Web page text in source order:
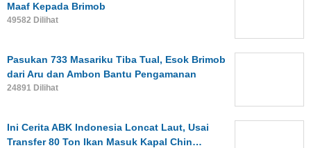
Maaf Kepada Brimob
49582 Dilihat
Pasukan 733 Masariku Tiba Tual, Esok Brimob
dari Aru dan Ambon Bantu Pengamanan
24891 Dilihat
Ini Cerita ABK Indonesia Loncat Laut, Usai
Transfer 80 Ton Ikan Masuk Kapal Chin…